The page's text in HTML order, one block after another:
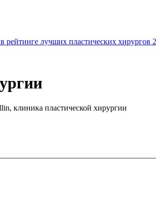
рейтинге лучших пластических хирургов
клиника пластической хирургии